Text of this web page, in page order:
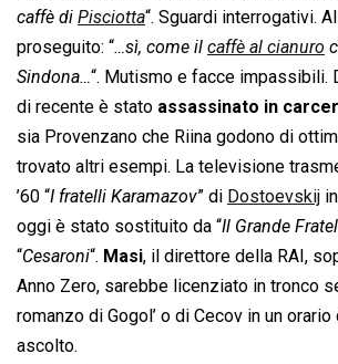
e
b
o
o
k
t
s
A
p
p
k
e
d
I
n
e
a
d
s
i
l
y
L
i
n
k
t
caffè di Pisciotta“. Sguardi interrogativi.
proseguito: “…sì, come il caffè al cianuro
Sindona…“. Mutismo e facce impassibili.
di recente è stato assassinato in
sia Provenzano che Riina godono di
trovato altri esempi. La televisione
’60 “I fratelli Karamazov” di Dostoevskij
oggi è stato sostituito da “Il Grande
“Cesaroni“. Masi, il direttore della RAI,
Anno Zero, sarebbe licenziato in tronco
romanzo di Gogol’ o di Cecov in un
ascolto.